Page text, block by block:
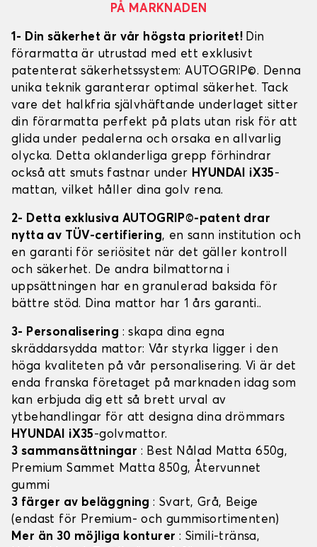
PÅ MARKNADEN
1- Din säkerhet är vår högsta prioritet! Din
förarmatta är utrustad med ett exklusivt
patenterat säkerhetssystem: AUTOGRIP©. Denna
unika teknik garanterar optimal säkerhet. Tack
vare det halkfria självhäftande underlaget sitter
din förarmatta perfekt på plats utan risk för att
glida under pedalerna och orsaka en allvarlig
olycka. Detta oklanderliga grepp förhindrar
också att smuts fastnar under HYUNDAI iX35-
mattan, vilket håller dina golv rena.
2- Detta exklusiva AUTOGRIP©-patent drar
nytta av TÜV-certifiering, en sann institution och
en garanti för seriösitet när det gäller kontroll
och säkerhet. De andra bilmattorna i
uppsättningen har en granulerad baksida för
bättre stöd. Dina mattor har 1 års garanti..
3- Personalisering : skapa dina egna
skräddarsydda mattor: Vår styrka ligger i den
höga kvaliteten på vår personalisering. Vi är det
enda franska företaget på marknaden idag som
kan erbjuda dig ett så brett urval av
ytbehandlingar för att designa dina drömmars
HYUNDAI iX35-golvmattor.
3 sammansättningar : Best Nålad Matta 650g,
Premium Sammet Matta 850g, Återvunnet
gummi
3 färger av beläggning: Svart, Grå, Beige
(endast för Premium- och gummisortimenten)
Mer än 30 möjliga konturer : Simili-tränsa,